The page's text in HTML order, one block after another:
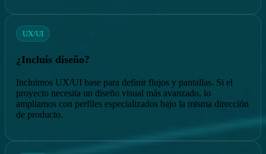
UX/UI
¿Incluís diseño?
Incluimos UX/UI base para definir flujos y pantallas. Si el
proyecto necesita un diseño visual más avanzado, lo
ampliamos con perfiles especializados bajo la misma dirección
de producto.